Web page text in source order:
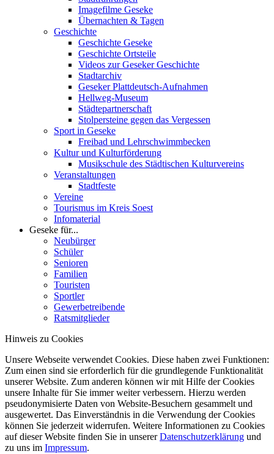
Imagefilme Geseke
Übernachten & Tagen
Geschichte
Geschichte Geseke
Geschichte Ortsteile
Videos zur Geseker Geschichte
Stadtarchiv
Geseker Plattdeutsch-Aufnahmen
Hellweg-Museum
Städtepartnerschaft
Stolpersteine gegen das Vergessen
Sport in Geseke
Freibad und Lehrschwimmbecken
Kultur und Kulturförderung
Musikschule des Städtischen Kulturvereins
Veranstaltungen
Stadtfeste
Vereine
Tourismus im Kreis Soest
Infomaterial
Geseke für...
Neubürger
Schüler
Senioren
Familien
Touristen
Sportler
Gewerbetreibende
Ratsmitglieder
Hinweis zu Cookies
Unsere Webseite verwendet Cookies. Diese haben zwei Funktionen:
Zum einen sind sie erforderlich für die grundlegende Funktionalität
unserer Website. Zum anderen können wir mit Hilfe der Cookies
unsere Inhalte für Sie immer weiter verbessern. Hierzu werden
pseudonymisierte Daten von Website-Besuchern gesammelt und
ausgewertet. Das Einverständnis in die Verwendung der Cookies
können Sie jederzeit widerrufen. Weitere Informationen zu Cookies
auf dieser Website finden Sie in unsererDatenschutzerklärung und
zu uns im Impressum.